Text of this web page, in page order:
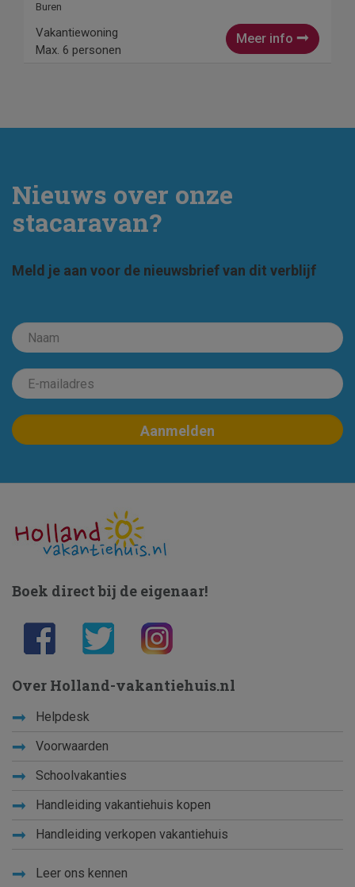
Buren
Meer info
Vakantiewoning
Max. 6 personen
Nieuws over onze
stacaravan?
Meld je aan voor de nieuwsbrief van dit verblijf
Boek direct bij de eigenaar!
Over Holland-vakantiehuis.nl
Helpdesk
Voorwaarden
Schoolvakanties
Handleiding vakantiehuis kopen
Handleiding verkopen vakantiehuis
Leer ons kennen